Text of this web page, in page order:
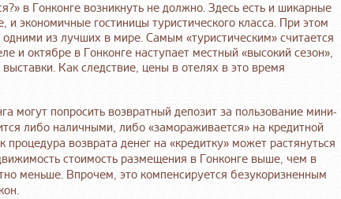
в Гонконге возникнуть не должно. Здесь есть и шикарные
экономичные гостиницы туристического класса. При этом
из лучших в мире. Самым «туристическим» считается
и октябре в Гонконге наступает местный «высокий сезон»,
Как следствие, цены в отелях в это время
могут попросить возвратный депозит за пользование мини-
либо наличными, либо «замораживается» на кредитной
возврата денег на «кредитку» может растянуться
стоимость размещения в Гонконге выше, чем в
меньше. Впрочем, это компенсируется безукоризненным